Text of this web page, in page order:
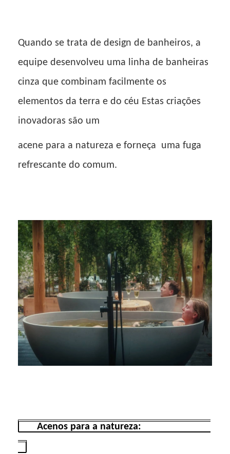
Quando se trata de design de banheiros, a
equipe desenvolveu uma linha de banheiras
cinza que combinam facilmente os
elementos da terra e do céu Estas criações
inovadoras são um
acene para a natureza e forneça uma fuga
refrescante do comum.
Acenos para a natureza: